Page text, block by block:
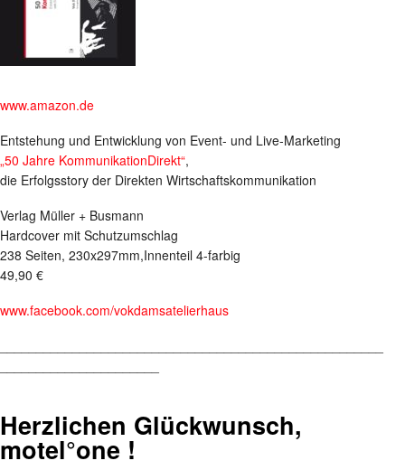
www.amazon.de
Entstehung und Entwicklung von Event- und Live-Marketing
„50 Jahre KommunikationDirekt“,
die Erfolgsstory der Direkten Wirtschaftskommunikation
Verlag Müller + Busmann
Hardcover mit Schutzumschlag
238 Seiten, 230x297mm,Innenteil 4-farbig
49,90 €
www.facebook.com/vokdamsatelierhaus
Herzlichen Glückwunsch,
motel°one !